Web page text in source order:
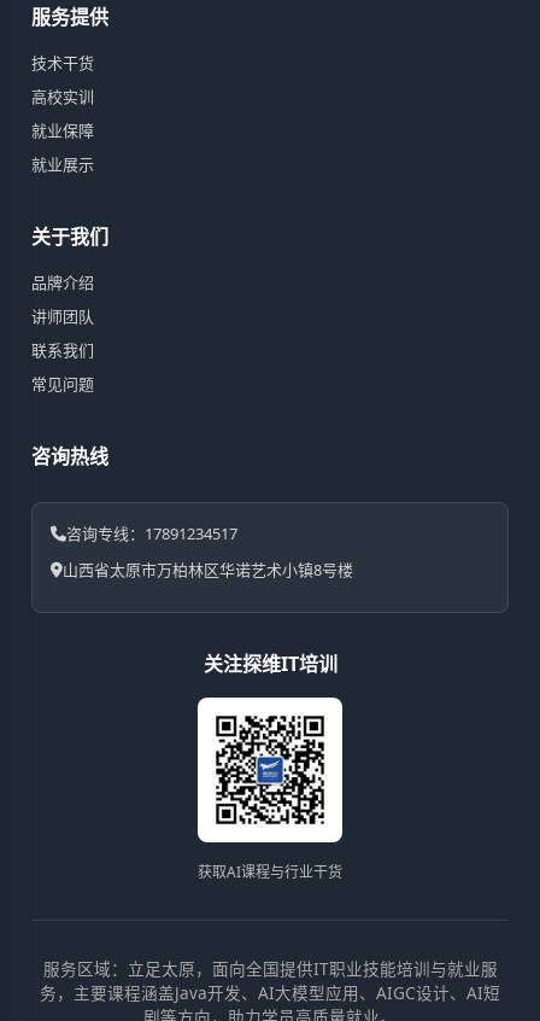
服务提供
技术干货
高校实训
就业保障
就业展示
关于我们
品牌介绍
讲师团队
联系我们
常见问题
咨询热线
咨询专线：17891234517
山西省太原市万柏林区华诺艺术小镇8号楼
关注探维IT培训
获取AI课程与行业干货
服务区域： 立足太原，面向全国提供IT职业技能培训与就业服
务，主要课程涵盖Java开发、AI大模型应用、AIGC设计、AI短